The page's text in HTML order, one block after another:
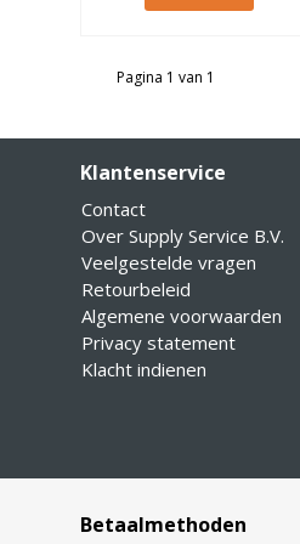
Pagina 1 van 1
Klantenservice
Contact
Over Supply Service B.V.
Veelgestelde vragen
Retourbeleid
Algemene voorwaarden
Privacy statement
Klacht indienen
Betaalmethoden